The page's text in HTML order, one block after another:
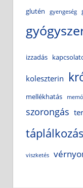
glutén gyengeség
izzadás
koleszterin
mellékhatás
szorongás
táplálkozás
viszketés